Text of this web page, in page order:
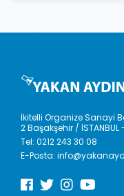
İkitelli Organize Sanayi
2 Başakşehir / İSTANBUL
Tel:0212 243 30 08
E-Posta: